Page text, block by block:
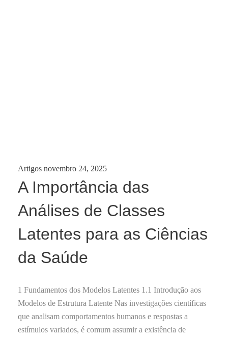
Categories:
Artigos Posted
novembro 24, 2025
A Importância das
Análises de Classes
Latentes para as Ciências
da Saúde
1 Fundamentos dos Modelos Latentes 1.1 Introdução aos
Modelos de Estrutura Latente Nas investigações científicas
que analisam comportamentos humanos e respostas a
estímulos variados, é comum assumir a existência de